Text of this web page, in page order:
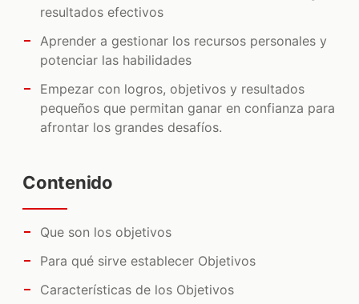
resultados efectivos
Aprender a gestionar los recursos personales y
potenciar las habilidades
Empezar con logros, objetivos y resultados
pequeños que permitan ganar en confianza para
afrontar los grandes desafíos.
Contenido
Que son los objetivos
Para qué sirve establecer Objetivos
Características de los Objetivos